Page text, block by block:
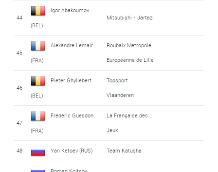
44
Igor Abakoumov
(BEL)
Mitsubishi - Jartazi
45
Alexandre Lemair
(FRA)
Roubaix Métropole
Européenne de Lille
46
Pieter Ghyllebert
(BEL)
Topsport
Vlaanderen
47
Frédéric Guesdon
(FRA)
La Française des
Jeux
48 Yan Ketoev (RUS) Team Katusha